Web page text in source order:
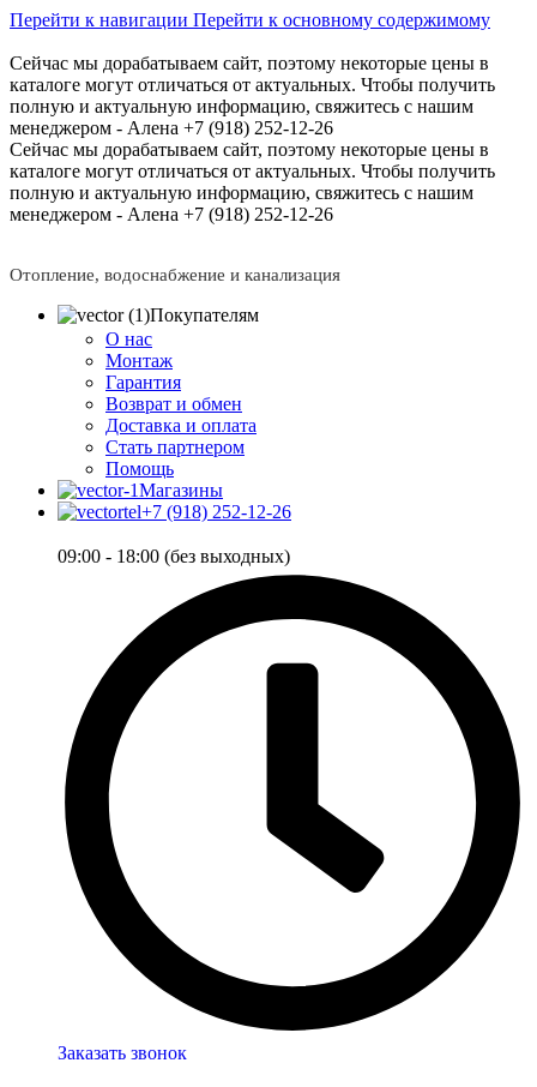
Перейти к навигации Перейти к основному содержимому
Сейчас мы дорабатываем сайт, поэтому некоторые цены в
каталоге могут отличаться от актуальных. Чтобы получить
полную и актуальную информацию, свяжитесь с нашим
менеджером - Алена +7 (918) 252-12-26
Сейчас мы дорабатываем сайт, поэтому некоторые цены в
каталоге могут отличаться от актуальных. Чтобы получить
полную и актуальную информацию, свяжитесь с нашим
менеджером - Алена +7 (918) 252-12-26
Отопление, водоснабжение и канализация
Покупателям
О нас
Монтаж
Гарантия
Возврат и обмен
Доставка и оплата
Стать партнером
Помощь
Магазины
+7 (918) 252-12-26
09:00 - 18:00 (без выходных)
Заказать звонок